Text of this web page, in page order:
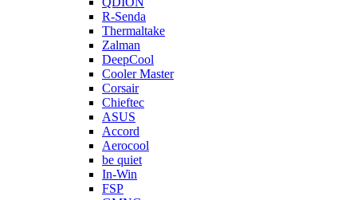
R-Senda
Thermaltake
Zalman
DeepCool
Cooler Master
Corsair
Chieftec
ASUS
Accord
Aerocool
be quiet
In-Win
FSP